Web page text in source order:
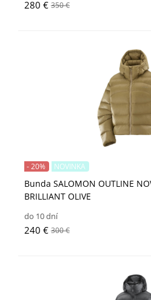
280 € 350 €
Bunda SALOMON OUTLINE
BRILLIANT OLIVE
- 20% NOVINKA
do 10 dní
240 € 300 €